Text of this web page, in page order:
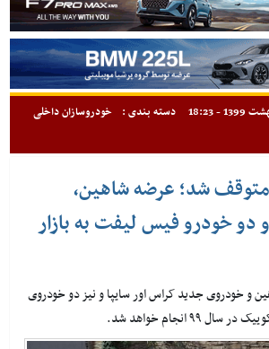
دسته بندی :
خودروسازان داخلی
تولید پراید 111 متوقف شد؛ عرضه شاهین،
دو خودرو فیس ‌لیفت به بازار
و خودروی جدید کراس اور سایپا و نیز دو خودروی
انجام خواهد شد.